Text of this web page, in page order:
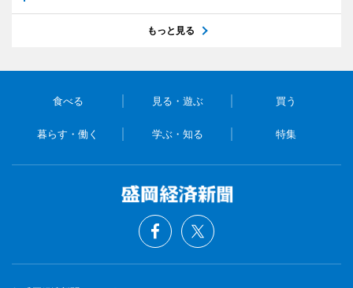
もっと見る
食べる 見る・遊ぶ 買う
暮らす・働く 学ぶ・知る 特集